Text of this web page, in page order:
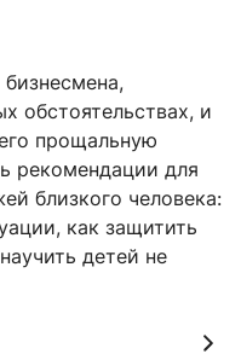
обстоятельствах, и
прощальную
рекомендации для
близкого человека:
как защитить
детей не